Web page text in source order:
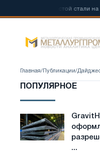
стали на
Главная/ Публикации/
ПОПУЛЯРНОЕ
GravitHy
оформляет
разрешения
...